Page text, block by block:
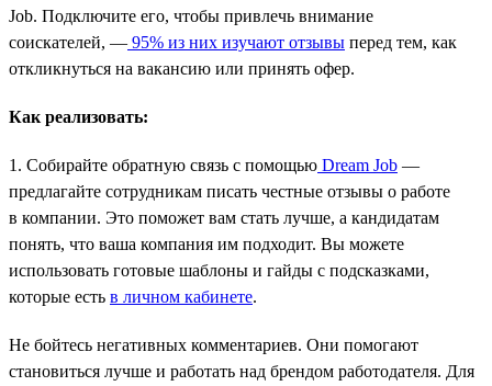
Job. Подключите его, чтобы привлечь внимание
соискателей, — 95% из них изучают отзывы перед тем, как
откликнуться на вакансию или принять офер.
Как реализовать:
1. Собирайте обратную связь с помощью Dream Job —
предлагайте сотрудникам писать честные отзывы о работе
в компании. Это поможет вам стать лучше, а кандидатам
понять, что ваша компания им подходит. Вы можете
использовать готовые шаблоны и гайды с подсказками,
которые есть в личном кабинете.
Не бойтесь негативных комментариев. Они помогают
становиться лучше и работать над брендом работодателя. Для